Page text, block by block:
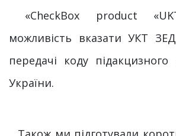
«СheckBox рroduct
можливість вказати УКТ
передачі коду
України.